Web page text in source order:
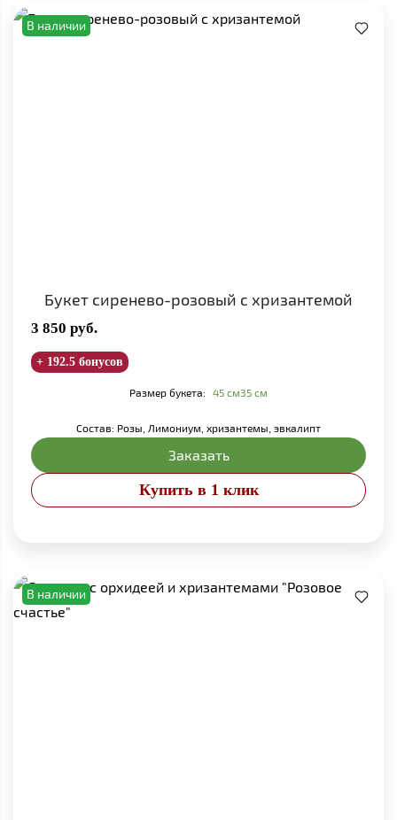
В наличии
Букет сиренево-розовый с хризантемой
3 850 руб.
+ 192.5 бонусов
Размер букета: 45 см35 см
Состав: Розы, Лимониум, хризантемы, эвкалипт
Заказать
Купить в 1 клик
В наличии